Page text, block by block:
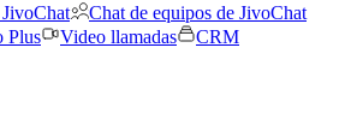
Chat de equipos de JivoChat
Plus Video llamadas
CRM